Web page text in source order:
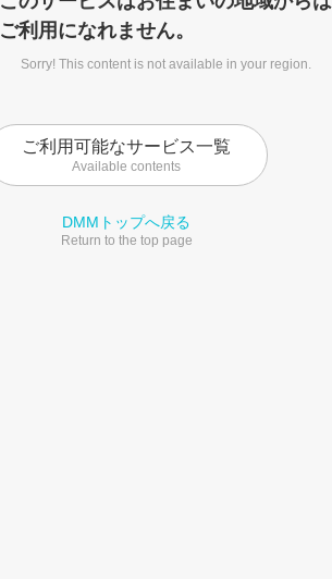
ご利用になれません。
Sorry! This content is not available in your region.
ご利用可能なサービス一覧
Available contents
DMMトップへ戻る
Return to the top page